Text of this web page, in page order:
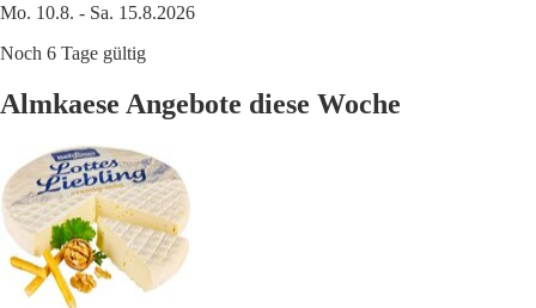
Mo. 10.8. - Sa. 15.8.2026
Noch 6 Tage gültig
Almkaese Angebote diese Woche